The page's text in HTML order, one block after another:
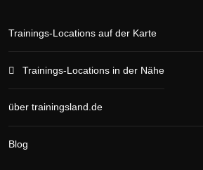
Trainings-Locations auf der Karte
Trainings-Locations in der Nähe
über trainingsland.de
Blog